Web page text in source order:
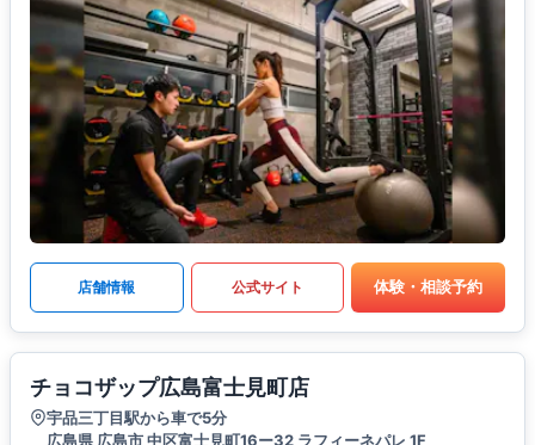
店舗情報 公式サイト 体験・相談予約
チョコザップ広島富士見町店
宇品三丁目駅から車で5分
広島県 広島市 中区富士見町16ー32 ラフィーネパレ 1F